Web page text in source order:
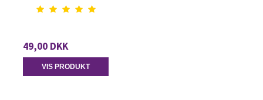
49,00 DKK
VIS PRODUKT